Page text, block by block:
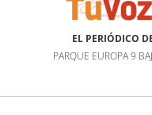
EL PERIÓDICO
PARQUE EUROPA 9